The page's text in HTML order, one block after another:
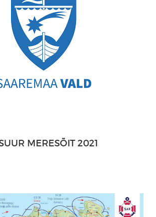
MERESÕIT 2021